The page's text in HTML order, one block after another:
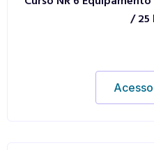
/ 25